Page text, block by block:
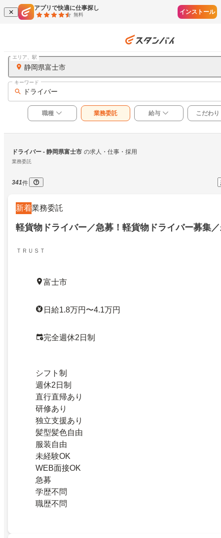
アプリで快適に仕事探し
無料 インストール
静岡県富士市
エリア、駅
ドライバー
キーワード
職種 業務委託 給与 こだわり
ドライバー - 静岡県富士市 の求人・仕事・採用
業務委託
341件
新着業務委託
軽貨物ドライバー／急募！軽貨物ドライバー募集
ＴＲＵＳＴ
富士市
日給1.8万円〜4.1万円
完全週休2日制
シフト制
週休2日制
直行直帰あり
研修あり
独立支援あり
髪型髪色自由
服装自由
未経験OK
WEB面接OK
急募
学歴不問
職歴不問